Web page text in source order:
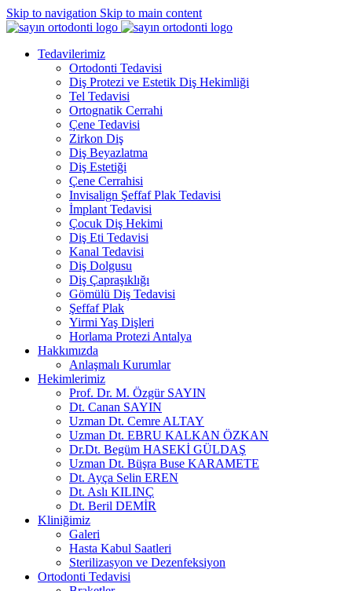
Skip to navigation Skip to main content
Tedavilerimiz
Ortodonti Tedavisi
Diş Protezi ve Estetik Diş Hekimliği
Tel Tedavisi
Ortognatik Cerrahi
Çene Tedavisi
Zirkon Diş
Diş Beyazlatma
Diş Estetiği
Çene Cerrahisi
Invisalign Şeffaf Plak Tedavisi
İmplant Tedavisi
Çocuk Diş Hekimi
Diş Eti Tedavisi
Kanal Tedavisi
Diş Dolgusu
Diş Çapraşıklığı
Gömülü Diş Tedavisi
Şeffaf Plak
Yirmi Yaş Dişleri
Horlama Protezi Antalya
Hakkımızda
Anlaşmalı Kurumlar
Hekimlerimiz
Prof. Dr. M. Özgür SAYIN
Dt. Canan SAYIN
Uzman Dt. Cemre ALTAY
Uzman Dt. EBRU KALKAN ÖZKAN
Dr.Dt. Begüm HASEKİ GÜLDAŞ
Uzman Dt. Büşra Buse KARAMETE
Dt. Ayça Selin EREN
Dt. Aslı KILINÇ
Dt. Beril DEMİR
Kliniğimiz
Galeri
Hasta Kabul Saatleri
Sterilizasyon ve Dezenfeksiyon
Ortodonti Tedavisi